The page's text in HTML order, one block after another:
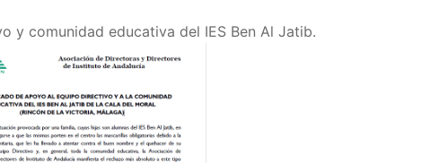
y comunidad educativa del IES Ben Al Jatib.